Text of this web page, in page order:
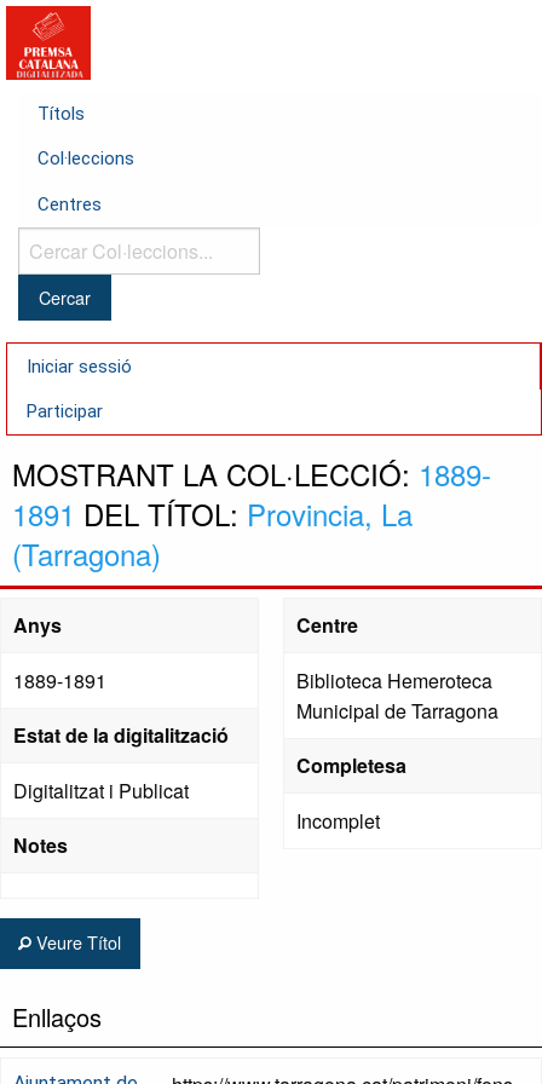
Títols
Col·leccions
Centres
Cercar
Col·leccions...
Iniciar sessió
Participar
MOSTRANT LA COL·LECCIÓ: 1889-
1891 DEL TÍTOL: Provincia, La
(Tarragona)
Anys
1889-1891
Estat de la digitalització
Digitalitzat i Publicat
Notes
Centre
Biblioteca Hemeroteca
Municipal de Tarragona
Completesa
Incomplet
Veure Títol
Enllaços